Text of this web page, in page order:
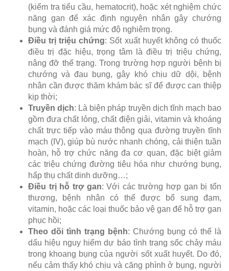
(kiểm tra tiểu cầu, hematocrit), hoặc xét nghiệm chức
năng gan để xác định nguyên nhân gây chướng
bụng và đánh giá mức độ nghiêm trọng.
Điều trị triệu chứng: Sốt xuất huyết không có thuốc
điều trị đặc hiệu, trọng tâm là điều trị triệu chứng,
nâng đỡ thể trạng. Trong trường hợp người bệnh bị
chướng và đau bụng, gây khó chịu dữ dội, bệnh
nhân cần được thăm khám bác sĩ để được can thiệp
kịp thời;
Truyền dịch: Là biện pháp truyền dịch tĩnh mạch bao
gồm đưa chất lỏng, chất điện giải, vitamin và khoáng
chất trực tiếp vào máu thông qua đường truyền tĩnh
mạch (IV), giúp bù nước nhanh chóng, cải thiện tuần
hoàn, hỗ trợ chức năng đa cơ quan, đặc biệt giảm
các triệu chứng đường tiêu hóa như chướng bụng,
hấp thụ chất dinh dưỡng…;
Điều trị hỗ trợ gan: Với các trường hợp gan bị tổn
thương, bệnh nhân có thể được bổ sung đạm,
vitamin, hoặc các loại thuốc bảo vệ gan để hỗ trợ gan
phục hồi;
Theo dõi tình trạng bệnh: Chướng bụng có thể là
dấu hiệu nguy hiểm dự báo tình trạng sốc chảy máu
trong khoang bụng của người sốt xuất huyết. Do đó,
nếu cảm thấy khó chịu và căng phình ở bụng, người